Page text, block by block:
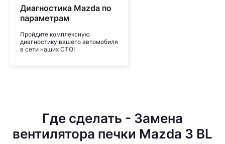
Диагностика Mazda по
параметрам
Пройдите комплексную
диагностику вашего автомобиля
в сети наших СТО!
Где сделать - Замена
вентилятора печки Mazda 3 BL